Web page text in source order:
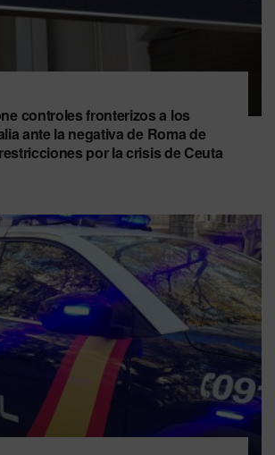
controles fronterizos a los
ante la negativa de Roma de
por la crisis de Ceuta